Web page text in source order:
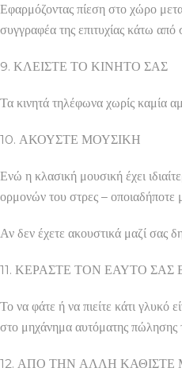
Εφαρμόζοντας πίεση στο χώρο
συγγραφέα της επιτυχίας κάτω από
9. ΚΛΕΙΣΤΕ ΤΟ ΚΙΝΗΤΟ ΣΑΣ
Τα κινητά τηλέφωνα χωρίς καμία
10. ΑΚΟΥΣΤΕ ΜΟΥΣΙΚΗ
Ενώ η κλασική μουσική έχει
ορμονών του στρες – οποιαδήποτε
Αν δεν έχετε ακουστικά μαζί σας
11. ΚΕΡΑΣΤΕ ΤΟΝ ΕΑΥΤΟ ΣΑΣ
Το να φάτε ή να πιείτε κάτι γλυκό
στο μηχάνημα αυτόματης πώλησης
12. ΑΠΟ ΤΗΝ ΑΛΛΗ